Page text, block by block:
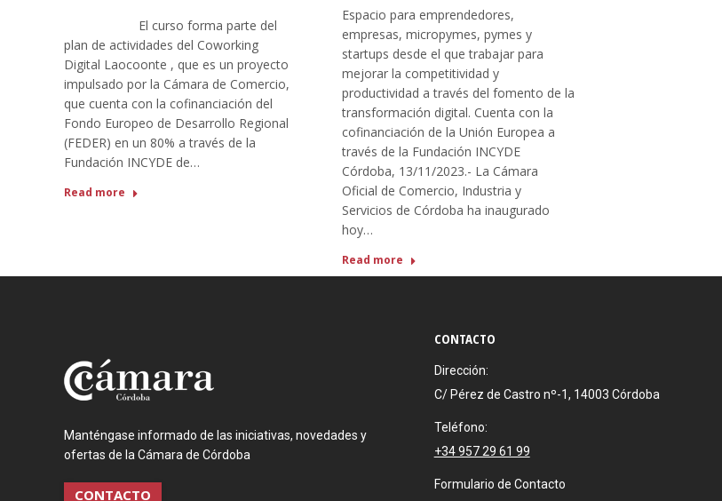
El curso forma parte del
plan de actividades del Coworking
Digital Laocoonte , que es un proyecto
impulsado por la Cámara de Comercio,
que cuenta con la cofinanciación del
Fondo Europeo de Desarrollo Regional
(FEDER) en un 80% a través de la
Fundación INCYDE de…
Read more
Espacio para emprendedores,
empresas, micropymes, pymes y
startups desde el que trabajar para
mejorar la competitividad y
productividad a través del fomento de la
transformación digital. Cuenta con la
cofinanciación de la Unión Europea a
través de la Fundación INCYDE
Córdoba, 13/11/2023.- La Cámara
Oficial de Comercio, Industria y
Servicios de Córdoba ha inaugurado
hoy…
Read more
Manténgase informado de las iniciativas, novedades y
ofertas de la Cámara de Córdoba
CONTACTO
CONTACTO
Dirección:
C/ Pérez de Castro nº-1, 14003 Córdoba
Teléfono:
+34 957 29 61 99
Formulario de Contacto